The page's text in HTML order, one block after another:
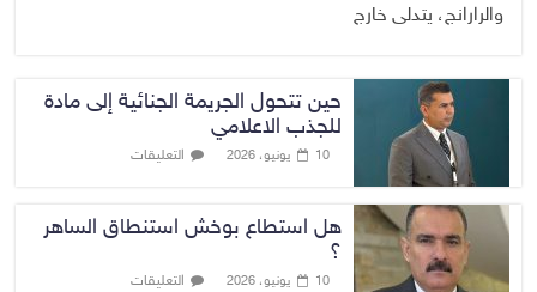
والرارانج، يتدلى خارج
حين تتحول الجريمة الجنائية إلى مادة
للجذب الاعلامي
10 يونيو، 2026 التعليقات
هل استطاع بوخش استنطاق الساهر
؟
10 يونيو، 2026 التعليقات